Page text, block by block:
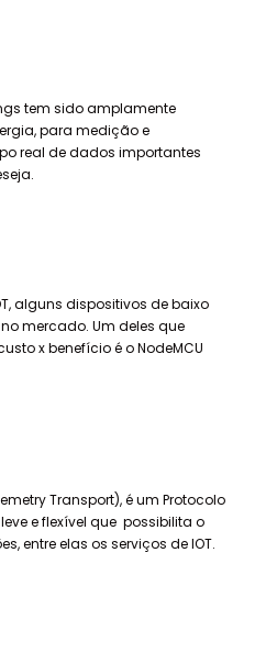
tem sido amplamente
para medição e
real de dados importantes
alguns dispositivos de baixo
mercado. Um deles que
x benefício é o NodeMCU
Transport), é um Protocolo
e flexível que possibilita o
entre elas os serviços de IOT.